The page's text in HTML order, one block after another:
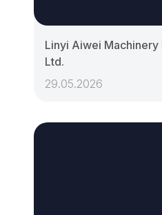
Linyi Aiwei
Ltd.
29.05.2026